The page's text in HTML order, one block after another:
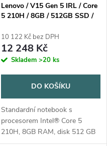
Lenovo / V15 Gen 5 IRL / Core
5 210H / 8GB / 512GB SSD /
Win11 Home / černá
10 122 Kč bez DPH
12 248 Kč
Skladem >20 ks
DO KOŠÍKU
Standardní notebook s
procesorem Intel® Core 5
210H, 8GB RAM, disk 512 GB
SSD, displej 15,6", HDMI,